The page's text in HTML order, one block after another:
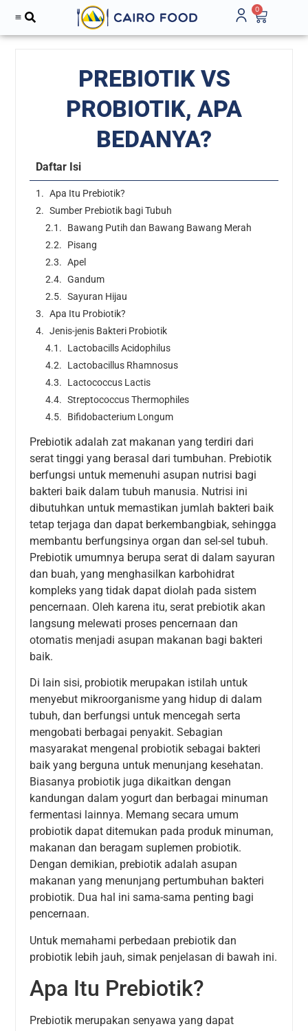
0
PREBIOTIK VS
PROBIOTIK, APA
BEDANYA?
Daftar Isi
Apa Itu Prebiotik?
Sumber Prebiotik bagi Tubuh
Bawang Putih dan Bawang Bawang Merah
Pisang
Apel
Gandum
Sayuran Hijau
Apa Itu Probiotik?
Jenis-jenis Bakteri Probiotik
Lactobacills Acidophilus
Lactobacillus Rhamnosus
Lactococcus Lactis
Streptococcus Thermophiles
Bifidobacterium Longum
Prebiotik adalah zat makanan yang terdiri dari
serat tinggi yang berasal dari tumbuhan. Prebiotik
berfungsi untuk memenuhi asupan nutrisi bagi
bakteri baik dalam tubuh manusia. Nutrisi ini
dibutuhkan untuk memastikan jumlah bakteri baik
tetap terjaga dan dapat berkembangbiak, sehingga
membantu berfungsinya organ dan sel-sel tubuh.
Prebiotik umumnya berupa serat di dalam sayuran
dan buah, yang menghasilkan karbohidrat
kompleks yang tidak dapat diolah pada sistem
pencernaan. Oleh karena itu, serat prebiotik akan
langsung melewati proses pencernaan dan
otomatis menjadi asupan makanan bagi bakteri
baik.
Di lain sisi, probiotik merupakan istilah untuk
menyebut mikroorganisme yang hidup di dalam
tubuh, dan berfungsi untuk mencegah serta
mengobati berbagai penyakit. Sebagian
masyarakat mengenal probiotik sebagai bakteri
baik yang berguna untuk menunjang kesehatan.
Biasanya probiotik juga dikaitkan dengan
kandungan dalam yogurt dan berbagai minuman
fermentasi lainnya. Memang secara umum
probiotik dapat ditemukan pada produk minuman,
makanan dan beragam suplemen probiotik.
Dengan demikian, prebiotik adalah asupan
makanan yang menunjang pertumbuhan bakteri
probiotik. Dua hal ini sama-sama penting bagi
pencernaan.
Untuk memahami perbedaan prebiotik dan
probiotik lebih jauh, simak penjelasan di bawah ini.
Apa Itu Prebiotik?
Prebiotik merupakan senyawa yang dapat